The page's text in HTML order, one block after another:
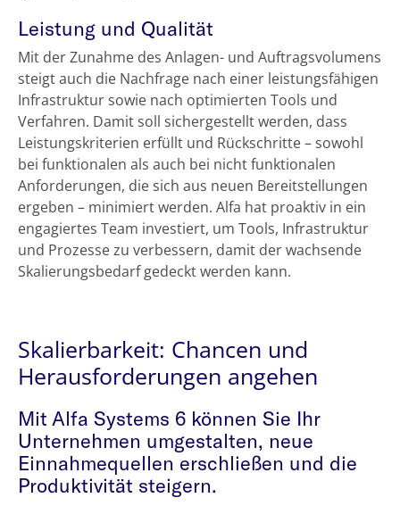
Leistung und Qualität
Mit der Zunahme des Anlagen- und Auftragsvolumens
steigt auch die Nachfrage nach einer leistungsfähigen
Infrastruktur sowie nach optimierten Tools und
Verfahren. Damit soll sichergestellt werden, dass
Leistungskriterien erfüllt und Rückschritte – sowohl
bei funktionalen als auch bei nicht funktionalen
Anforderungen, die sich aus neuen Bereitstellungen
ergeben – minimiert werden. Alfa hat proaktiv in ein
engagiertes Team investiert, um Tools, Infrastruktur
und Prozesse zu verbessern, damit der wachsende
Skalierungsbedarf gedeckt werden kann.
Skalierbarkeit: Chancen und
Herausforderungen angehen
Mit Alfa Systems 6 können Sie Ihr
Unternehmen umgestalten, neue
Einnahmequellen erschließen und die
Produktivität steigern.